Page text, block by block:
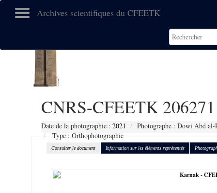
Archives scientifiques du CFEETK
CNRS-CFEETK 206271
Date de la photographie : 2021
Photographe : Dowi Abd
Type : Orthophotographie
Consulter le document Information sur les éléments représentés